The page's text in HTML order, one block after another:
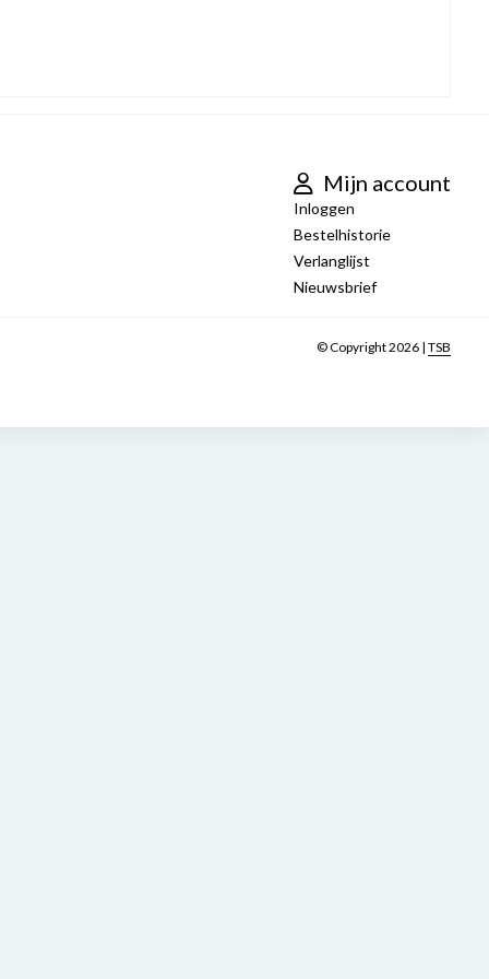
Mijn account
Inloggen
Bestelhistorie
Verlanglijst
Nieuwsbrief
© Copyright 2026 | TSB